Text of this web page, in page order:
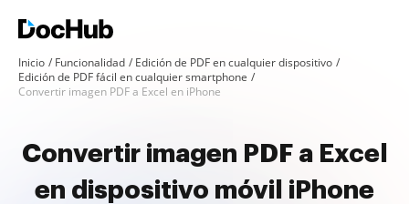
Inicio Funcionalidad
Edición de PDF en cualquier dispositivo
Edición de PDF fácil en cualquier smartphone
Convertir imagen PDF a Excel en iPhone
Convertir imagen PDF a Excel
en dispositivo móvil iPhone